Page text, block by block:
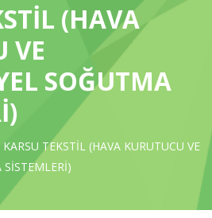
(HAVA
VE
SOĞUTMA
KARSU TEKSTİL (HAVA KURUTUCU VE